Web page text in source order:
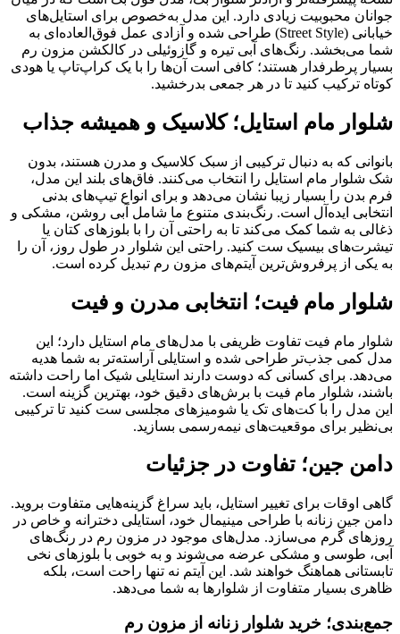
جوانان محبوبیت زیادی دارد. این مدل به‌خصوص برای استایل‌های
خیابانی (Street Style) طراحی شده و آزادی عمل فوق‌العاده‌ای به
شما می‌بخشد. رنگ‌های آبی تیره و گازوئیلی در کالکشن مزون رم
بسیار پرطرفدار هستند؛ کافی است آن‌ها را با یک کراپ‌تاپ یا هودی
کوتاه ترکیب کنید تا در هر جمعی بدرخشید.
شلوار مام استایل؛ کلاسیک و همیشه جذاب
بانوانی که به دنبال ترکیبی از سبک کلاسیک و مدرن هستند، بدون
شک شلوار مام استایل را انتخاب می‌کنند. فاق‌های بلند این مدل،
فرم بدن را بسیار زیبا نشان می‌دهد و برای انواع تیپ‌های بدنی
انتخابی ایده‌آل است. رنگ‌بندی متنوع ما شامل آبی روشن، مشکی و
ذغالی به شما کمک می‌کند تا به راحتی آن را با بلوزهای کتان یا
تیشرت‌های بیسیک ست کنید. راحتی این شلوار در طول روز، آن را
به یکی از پرفروش‌ترین آیتم‌های مزون رم تبدیل کرده است.
شلوار مام فیت؛ انتخابی مدرن و فیت
شلوار مام فیت تفاوت ظریفی با مدل‌های مام استایل دارد؛ این
مدل کمی جذب‌تر طراحی شده و استایلی آراسته‌تر به شما هدیه
می‌دهد. برای کسانی که دوست دارند استایلی شیک اما راحت داشته
باشند، شلوار مام فیت با برش‌های دقیق خود، بهترین گزینه است.
این مدل را با کت‌های تک یا شومیزهای مجلسی ست کنید تا ترکیبی
بی‌نظیر برای موقعیت‌های نیمه‌رسمی بسازید.
دامن جین؛ تفاوت در جزئیات
گاهی اوقات برای تغییر استایل، باید سراغ گزینه‌هایی متفاوت بروید.
دامن جین زنانه با طراحی مینیمال خود، استایلی دخترانه و خاص در
روزهای گرم می‌سازد. مدل‌های موجود در مزون رم در رنگ‌های
آبی، طوسی و مشکی عرضه می‌شوند و به خوبی با بلوزهای نخی
تابستانی هماهنگ خواهند شد. این آیتم نه تنها راحت است، بلکه
ظاهری بسیار متفاوت از شلوارها به شما می‌دهد.
جمع‌بندی؛ خرید شلوار زنانه از مزون رم